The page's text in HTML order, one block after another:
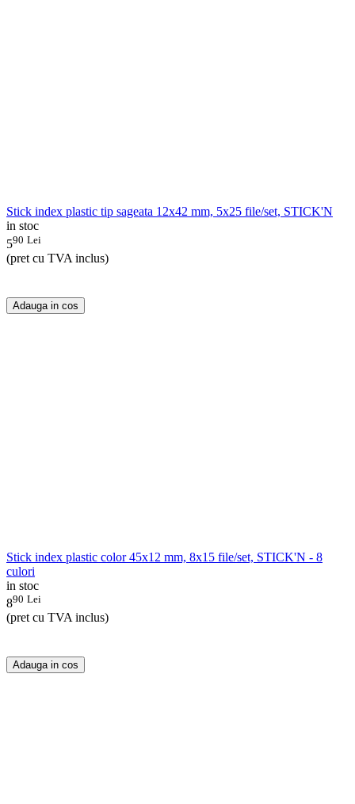
Stick index plastic tip sageata 12x42 mm, 5x25 file/set, STICK'N
in stoc
590 Lei
(pret cu TVA inclus)
Adauga in cos
Stick index plastic color 45x12 mm, 8x15 file/set, STICK'N - 8
culori
in stoc
890 Lei
(pret cu TVA inclus)
Adauga in cos